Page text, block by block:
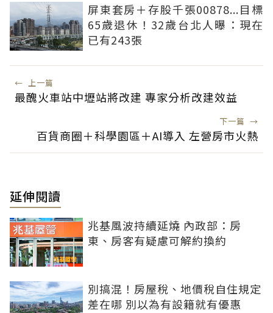
屏東套房＋存股千張00878...目標
65歲退休！32歲台北人曝：現在
已有243張
← 上一篇
最醜火車站中壢站將改建 專家分析改建效益
下一篇 →
百貨商圈＋科學園區＋AI導入 左營房市火熱
延伸閱讀
兆基風波持續延燒 內政部：房
東、房客有疑慮可解約換約
別搞混！房屋稅、地價稅自住規定
差在哪 別以為有設籍就有優惠